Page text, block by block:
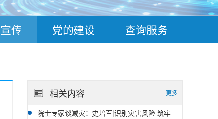
传 党的建设 查询服务
相关内容 更多
院士专家谈减灾：史培军|识别灾害风险 筑牢